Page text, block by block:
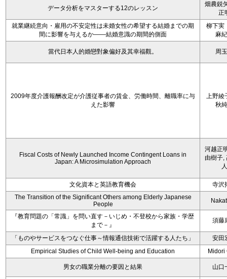
データ分析をマスターする12のレッスン
畑農鋭
正
就業継続意向・雇用の不安定性は未婚女性の希望する結婚までの期
間に影響を与えるか――結婚意識の期間的側面
柳下実
麻
當代日本人的婚戀對象偏好及其幸福觀。 周
2009年度介護報酬改定が介護従事者の賃金、労働時間、離職率に与
えた影響
上野綾
秋
Fiscal Costs of Newly Launched Income Contingent Loans in
Japan: A Microsimulation Approach
河越正
由樹子,
人
文化資本と英語教育機会
寺沢
The Transition of the Significant Others among Elderly Japanese
People
『教育問題の「常識」を問い直す－いじめ・不登校から家族・学歴
まで－』
須藤
「ものやサービスをつなぐ仕事～情報通信技術で活躍する人たち」
安田
Empirical Studies of Child Well-being and Education
Midori
男女の職業分離の要因と結果 山口